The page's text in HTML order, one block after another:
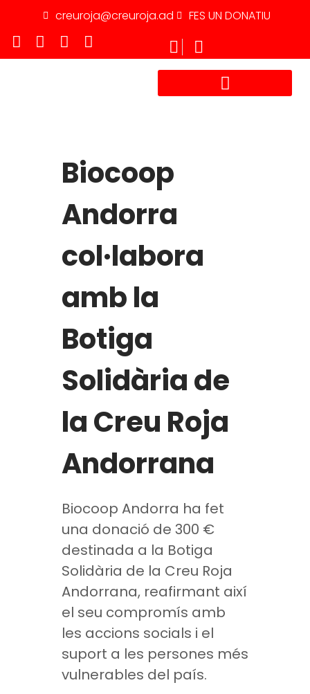
creuroja@creuroja.ad FES UN DONATIU
Biocoop
Andorra
col·labora
amb la
Botiga
Solidària de
la Creu Roja
Andorrana
Biocoop Andorra ha fet
una donació de 300 €
destinada a la Botiga
Solidària de la Creu Roja
Andorrana, reafirmant així
el seu compromís amb
les accions socials i el
suport a les persones més
vulnerables del país.